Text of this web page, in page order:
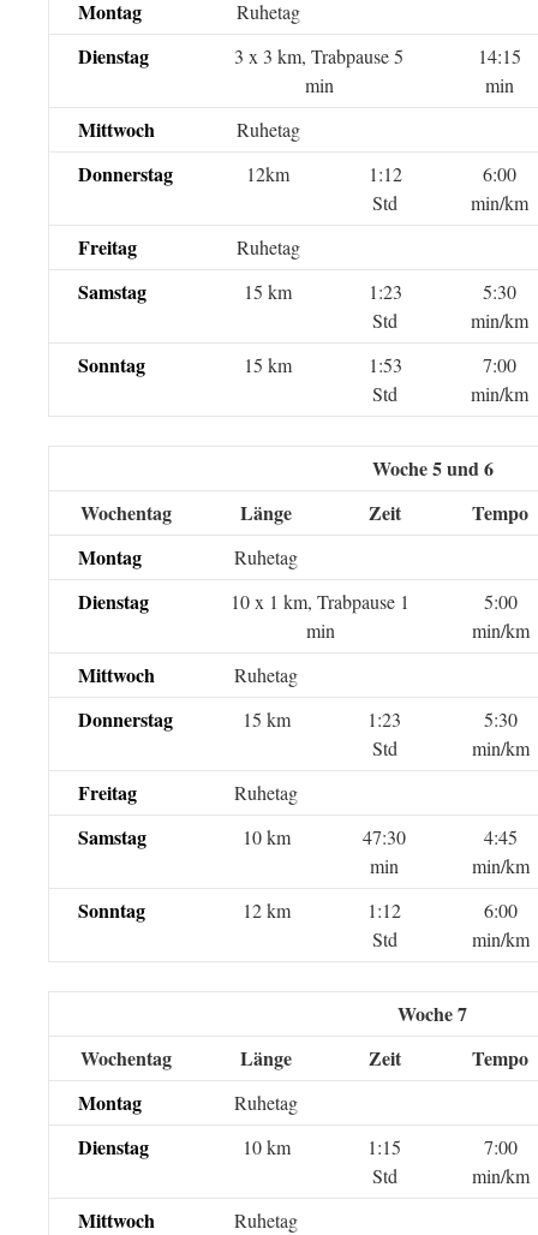
Montag
Ruhetag
Dienstag
3 x 3 km, Trabpause 5
min
14:15
min
Mittwoch Ruhetag
Donnerstag 12km
1:12
Std
6:00
min/km
Freitag Ruhetag
Samstag 15 km
1:23
Std
5:30
min/km
Sonntag 15 km
1:53
Std
7:00
min/km
Woche 5 und 6
Wochentag
Länge Zeit
Tempo
Montag
Ruhetag
Dienstag
10 x 1 km, Trabpause 1
min
5:00
min/km
Mittwoch Ruhetag
Donnerstag 15 km
1:23
Std
5:30
min/km
Freitag Ruhetag
Samstag 10 km
47:30
min
4:45
min/km
Sonntag 12 km
1:12
Std
6:00
min/km
Woche 7
Wochentag
Länge Zeit
Tempo
Montag
Ruhetag
Dienstag 10 km
1:15
Std
7:00
min/km
Mittwoch Ruhetag